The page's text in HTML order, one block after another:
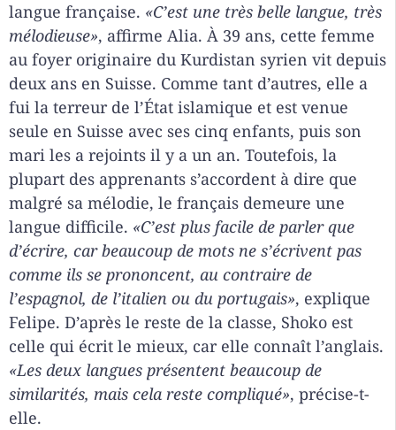
langue française. «C’est une très belle langue, très
mélodieuse», affirme Alia. À 39 ans, cette femme
au foyer originaire du Kurdistan syrien vit depuis
deux ans en Suisse. Comme tant d’autres, elle a
fui la terreur de l’État islamique et est venue
seule en Suisse avec ses cinq enfants, puis son
mari les a rejoints il y a un an. Toutefois, la
plupart des apprenants s’accordent à dire que
malgré sa mélodie, le français demeure une
langue difficile. «C’est plus facile de parler que
d’écrire, car beaucoup de mots ne s’écrivent pas
comme ils se prononcent, au contraire de
l’espagnol, de l’italien ou du portugais», explique
Felipe. D’après le reste de la classe, Shoko est
celle qui écrit le mieux, car elle connaît l’anglais.
«Les deux langues présentent beaucoup de
similarités, mais cela reste compliqué», précise-t-
elle.